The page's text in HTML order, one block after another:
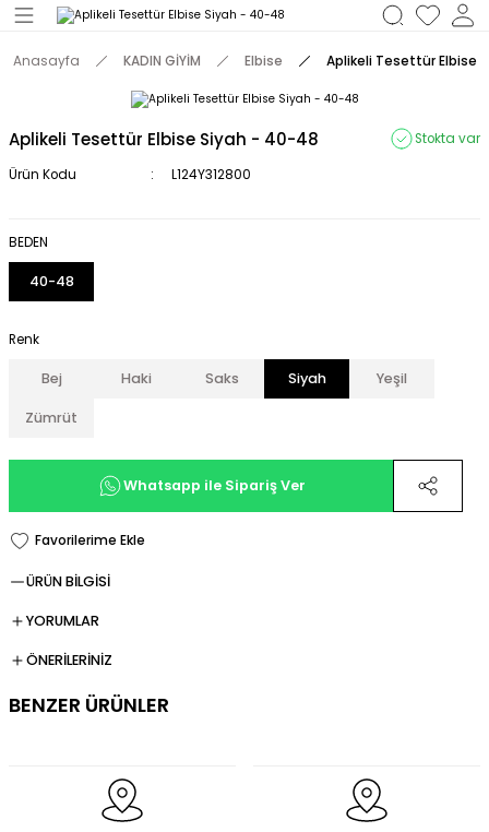
Geri Dön
Anasayfa KADIN GİYİM Elbise Aplikeli Tesettür Elbise
Aplikeli Tesettür Elbise Siyah - 40-48 Stokta var
Ürün Kodu L124Y312800
BEDEN
40-48
Renk
Bej Haki Saks Siyah Yeşil
Zümrüt
Whatsapp ile Sipariş Ver
ÜRÜN BİLGİSİ
YORUMLAR
ÖNERİLERİNİZ
BENZER ÜRÜNLER